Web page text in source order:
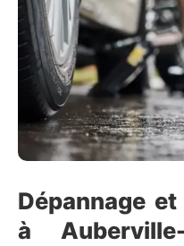
Dépannage
à